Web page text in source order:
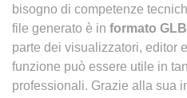
bisogno di competenze
file generato è in formato GLB
parte dei visualizzatori, editor
funzione può essere utile in
professionali. Grazie alla sua